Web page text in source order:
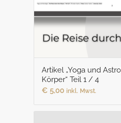
Artikel „Yoga und
Körper“ Teil 1 / 4
€ 5,00 inkl. Mwst.